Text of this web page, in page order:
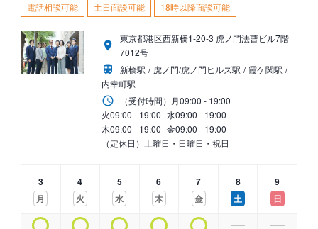
電話相談可能 土日面談可能 18時以降面談可能
東京都港区西新橋1-20-3 虎ノ門法曹ビル7階
7012号
新橋駅
虎ノ門/虎ノ門ヒルズ駅
霞ケ関駅
内幸町駅
（受付時間） 月09:00 - 19:00
火09:00 - 19:00 水09:00 - 19:00
木09:00 - 19:00 金09:00 - 19:00
（定休日）土曜日・日曜日・祝日
3
月
4
火
5
水
6
木
7
金
8
土
9
日